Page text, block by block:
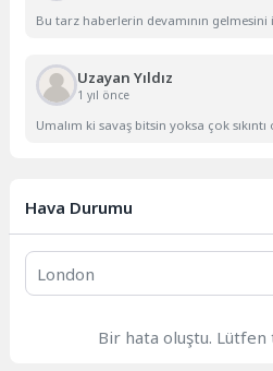
Bu tarz haberlerin devamının gelmesini
Uzayan Yıldız
1 yıl önce
Umalım ki savaş bitsin yoksa çok
Hava Durumu
Bir hata oluştu.